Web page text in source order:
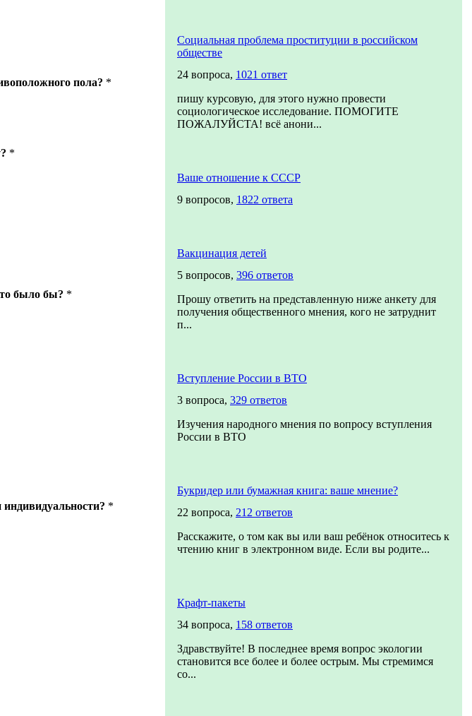
пола? *
*
было бы? *
*
Социальная проблема проституции в российском
обществе
24 вопроса, 1021 ответ
пишу курсовую, для этого нужно провести
социологическое исследование. ПОМОГИТЕ
ПОЖАЛУЙСТА! всё анони...
Ваше отношение к СССР
9 вопросов, 1822 ответа
Вакцинация детей
5 вопросов, 396 ответов
Прошу ответить на представленную ниже анкету для
получения общественного мнения, кого не затруднит
п...
Вступление России в ВТО
3 вопроса, 329 ответов
Изучения народного мнения по вопросу вступления
России в ВТО
Букридер или бумажная книга: ваше мнение?
22 вопроса, 212 ответов
Расскажите, о том как вы или ваш ребёнок относитесь к
чтению книг в электронном виде. Если вы родите...
Крафт-пакеты
34 вопроса, 158 ответов
Здравствуйте! В последнее время вопрос экологии
становится все более и более острым. Мы стремимся
со...